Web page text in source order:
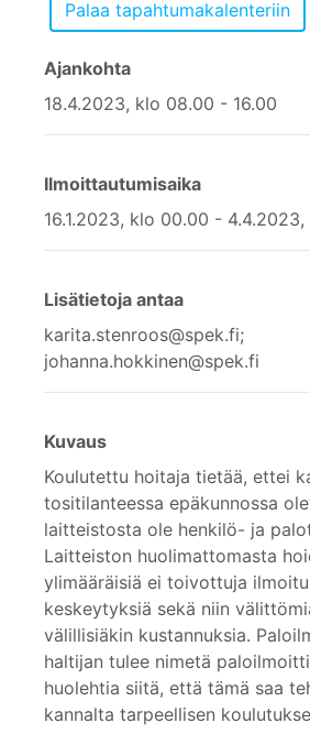
Ajankohta
18.4.2023, klo 08.00 - 16.00
Ilmoittautumisaika
16.1.2023, klo 00.00 -
Lisätietoja antaa
karita.stenroos@spek.fi;
johanna.hokkinen@spek.fi
Kuvaus
Koulutettu hoitaja tietää, ettei
tositilanteessa epäkunnossa
laitteistosta ole henkilö- ja
Laitteiston huolimattomasta
ylimääräisiä ei toivottuja
keskeytyksiä sekä niin
välillisiäkin kustannuksia.
haltijan tulee nimetä
huolehtia siitä, että tämä saa
kannalta tarpeellisen